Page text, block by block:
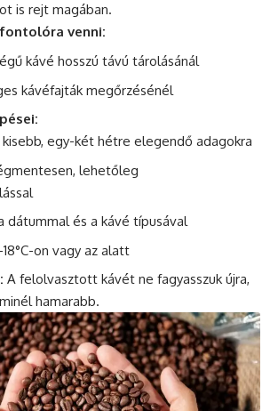
is rejt magában.
venni:
kávé hosszú távú tárolásánál
kávéfajták megőrzésénél
kisebb, egy-két hétre elegendő adagokra
lehetőleg
dátummal és a kávé típusával
on vagy az alatt
A felolvasztott kávét ne fagyasszuk újra,
hamarabb.